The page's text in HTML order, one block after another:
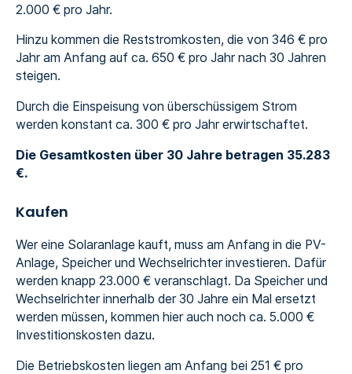
2.000 € pro Jahr.
Hinzu kommen die Reststromkosten, die von 346 € pro
Jahr am Anfang auf ca. 650 € pro Jahr nach 30 Jahren
steigen.
Durch die Einspeisung von überschüssigem Strom
werden konstant ca. 300 € pro Jahr erwirtschaftet.
Die Gesamtkosten über 30 Jahre betragen 35.283
€.
Kaufen
Wer eine Solaranlage kauft, muss am Anfang in die PV-
Anlage, Speicher und Wechselrichter investieren. Dafür
werden knapp 23.000 € veranschlagt. Da Speicher und
Wechselrichter innerhalb der 30 Jahre ein Mal ersetzt
werden müssen, kommen hier auch noch ca. 5.000 €
Investitionskosten dazu.
Die Betriebskosten liegen am Anfang bei 251 € pro